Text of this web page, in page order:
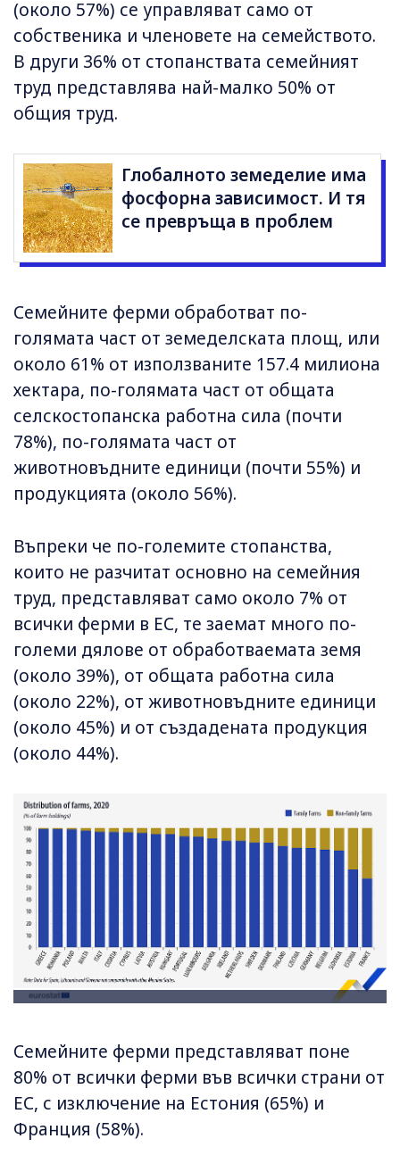
(около 57%) се управляват само от
собственика и членовете на семейството.
В други 36% от стопанствата семейният
труд представлява най-малко 50% от
общия труд.
Глобалното земеделие има
фосфорна зависимост. И тя
се превръща в проблем
Семейните ферми обработват по-
голямата част от земеделската площ, или
около 61% от използваните 157.4 милиона
хектара, по-голямата част от общата
селскостопанска работна сила (почти
78%), по-голямата част от
животновъдните единици (почти 55%) и
продукцията (около 56%).
Въпреки че по-големите стопанства,
които не разчитат основно на семейния
труд, представляват само около 7% от
всички ферми в ЕС, те заемат много по-
големи дялове от обработваемата земя
(около 39%), от общата работна сила
(около 22%), от животновъдните единици
(около 45%) и от създадената продукция
(около 44%).
Семейните ферми представляват поне
80% от всички ферми във всички страни от
ЕС, с изключение на Естония (65%) и
Франция (58%).